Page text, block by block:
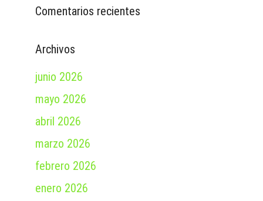
Comentarios recientes
Archivos
junio 2026
mayo 2026
abril 2026
marzo 2026
febrero 2026
enero 2026